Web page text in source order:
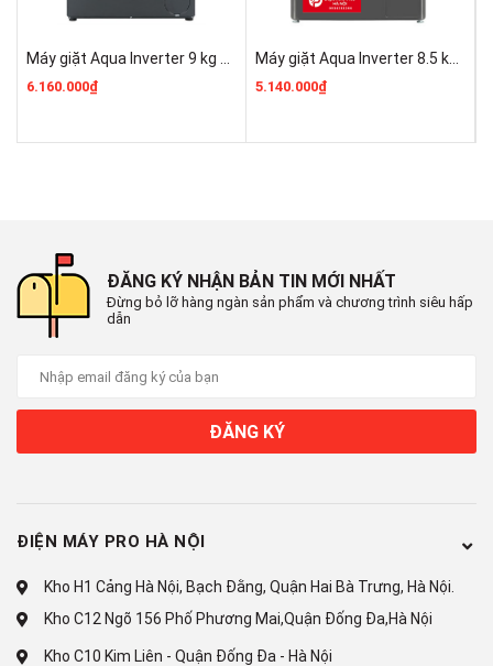
Xuất xứ & Bảo hành
Năm ra mắt: 2025
Thương hiệu: Aqua
Sản xuất tại: Trung Quốc
6.160.000₫ 5.140.000₫
ĐĂNG KÝ NHẬN BẢN TIN MỚI NHẤT
Đừng bỏ lỡ hàng ngàn sản phẩm và chương trình siêu hấp
dẫn
ĐĂNG KÝ
ĐIỆN MÁY PRO HÀ NỘI
Kho H1 Cảng Hà Nội, Bạch Đằng, Quận Hai Bà Trưng, Hà Nội.
Kho C12 Ngõ 156 Phố Phương Mai,Quận Đống Đa,Hà Nội
Kho C10 Kim Liên - Quận Đống Đa - Hà Nội